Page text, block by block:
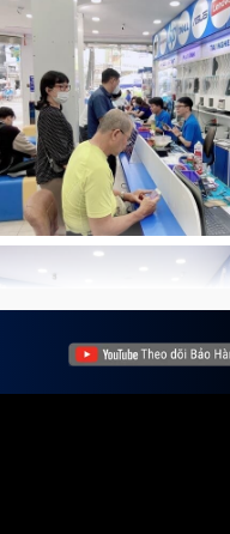
hiện các vết mờ, đốm
thích với smartphone,